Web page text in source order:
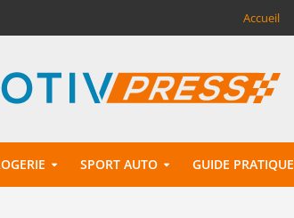
Accueil
SPORT AUTO GUIDE PRATIQUE